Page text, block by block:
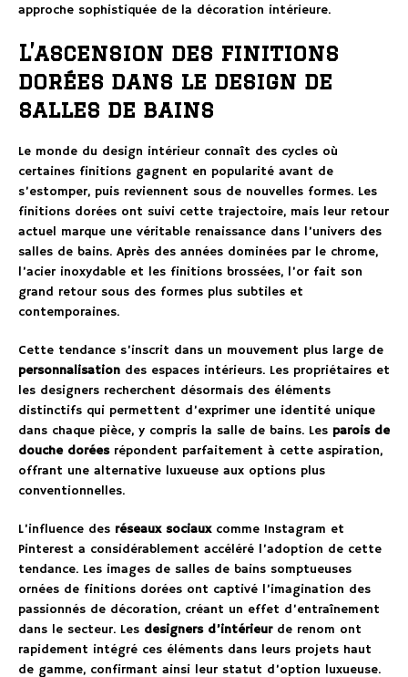
approche sophistiquée de la décoration intérieure.
L’ascension des finitions
dorées dans le design de
salles de bains
Le monde du design intérieur connaît des cycles où
certaines finitions gagnent en popularité avant de
s’estomper, puis reviennent sous de nouvelles formes. Les
finitions dorées ont suivi cette trajectoire, mais leur retour
actuel marque une véritable renaissance dans l’univers des
salles de bains. Après des années dominées par le chrome,
l’acier inoxydable et les finitions brossées, l’or fait son
grand retour sous des formes plus subtiles et
contemporaines.
Cette tendance s’inscrit dans un mouvement plus large de
personnalisation des espaces intérieurs. Les propriétaires et
les designers recherchent désormais des éléments
distinctifs qui permettent d’exprimer une identité unique
dans chaque pièce, y compris la salle de bains. Les parois de
douche doréesrépondent parfaitement à cette aspiration,
offrant une alternative luxueuse aux options plus
conventionnelles.
L’influence des réseaux sociauxcomme Instagram et
Pinterest a considérablement accéléré l’adoption de cette
tendance. Les images de salles de bains somptueuses
ornées de finitions dorées ont captivé l’imagination des
passionnés de décoration, créant un effet d’entraînement
dans le secteur. Les designers d’intérieurde renom ont
rapidement intégré ces éléments dans leurs projets haut
de gamme, confirmant ainsi leur statut d’option luxueuse.